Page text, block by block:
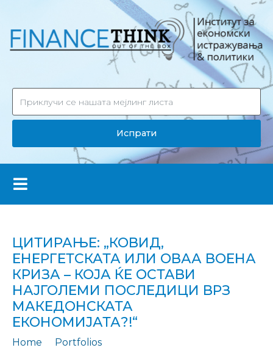
Испрати
ЦИТИРАЊЕ: „КОВИД,
ЕНЕРГЕТСКАТА ИЛИ ОВАА ВОЕНА
КРИЗА – КОЈА ЌЕ ОСТАВИ
НАЈГОЛЕМИ ПОСЛЕДИЦИ ВРЗ
МАКЕДОНСКАТА
ЕКОНОМИЈАТА?!“
Home
Portfolios